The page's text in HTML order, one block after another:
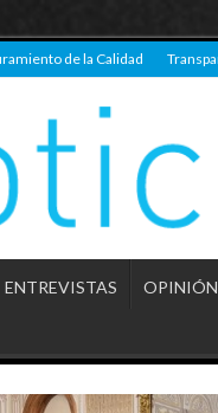
de la Calidad
ENTREVISTAS OPINIÓN